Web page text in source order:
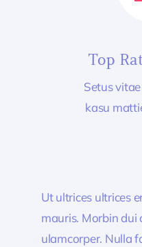
Top
Setus
kasu
Ut ultrices ultrices
mauris. Morbin dui
ulamcorper. Nulla